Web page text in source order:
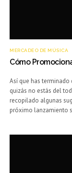
MERCADEO DE MÚSICA
Cómo
Así que has
quizás no estás del
recopilado algunas
próximo lanzamiento